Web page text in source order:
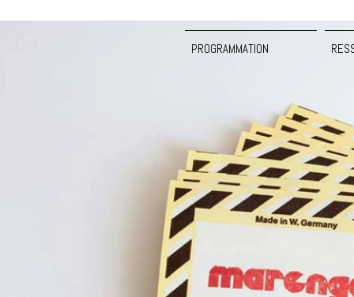
PROGRAMMATION